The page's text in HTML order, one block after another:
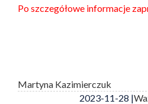
Po szczegółowe informacje
Martyna Kazimierczuk
2023-11-28 |